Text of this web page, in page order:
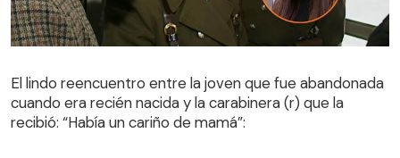
cuando era recién nacida y la carabinera (r) que la
recibió: “Había un cariño de mamá”:
El lindo reencuentro entre la joven que fue abandonada
cuando era recién nacida y la carabinera (r) que la
recibió: “Había un cariño de mamá”: